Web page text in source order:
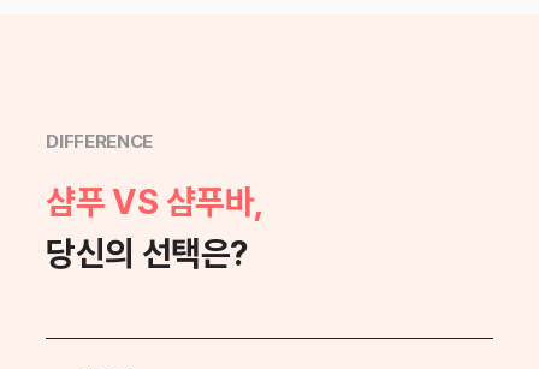
DIFFERENCE
샴푸 VS 샴푸바,
당신의 선택은?